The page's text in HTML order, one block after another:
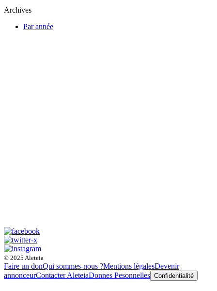
Archives
Par année
© 2025 Aleteia
Faire un donQui sommes-nous ?Mentions légalesDevenir
annonceurContacter AleteiaDonnes Pesonnelles Confidentialité